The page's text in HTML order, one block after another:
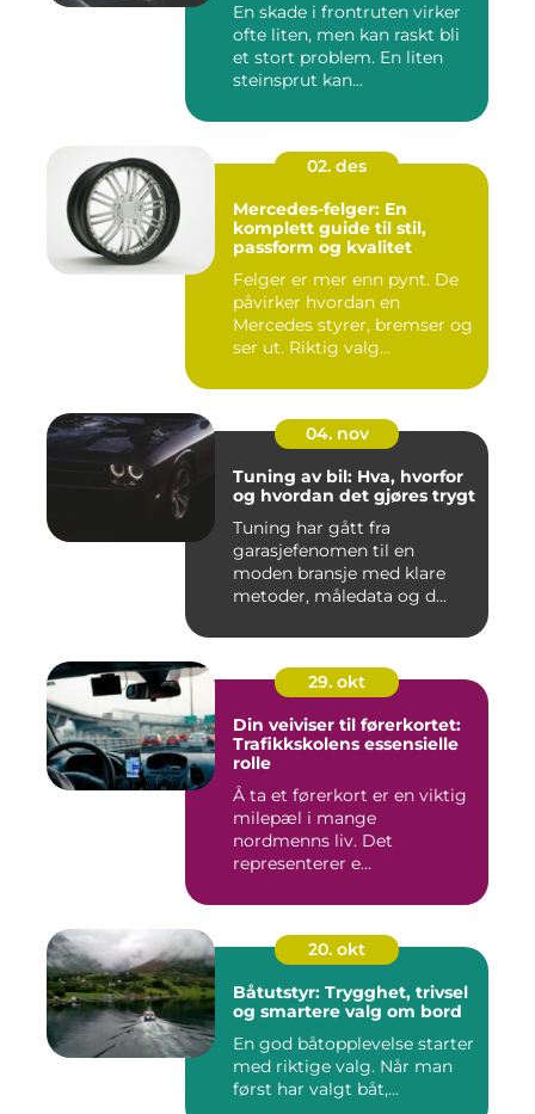
En skade i frontruten virker
ofte liten, men kan raskt bli
et stort problem. En liten
steinsprut kan...
02. des
Mercedes-felger: En
komplett guide til stil,
passform og kvalitet
Felger er mer enn pynt. De
påvirker hvordan en
Mercedes styrer, bremser og
ser ut. Riktig valg...
04. nov
Tuning av bil: Hva, hvorfor
og hvordan det gjøres trygt
Tuning har gått fra
garasjefenomen til en
moden bransje med klare
metoder, måledata og d...
29. okt
Din veiviser til førerkortet:
Trafikkskolens essensielle
rolle
Å ta et førerkort er en viktig
milepæl i mange
nordmenns liv. Det
representerer e...
20. okt
Båtutstyr: Trygghet, trivsel
og smartere valg om bord
En god båtopplevelse starter
med riktige valg. Når man
først har valgt båt,...